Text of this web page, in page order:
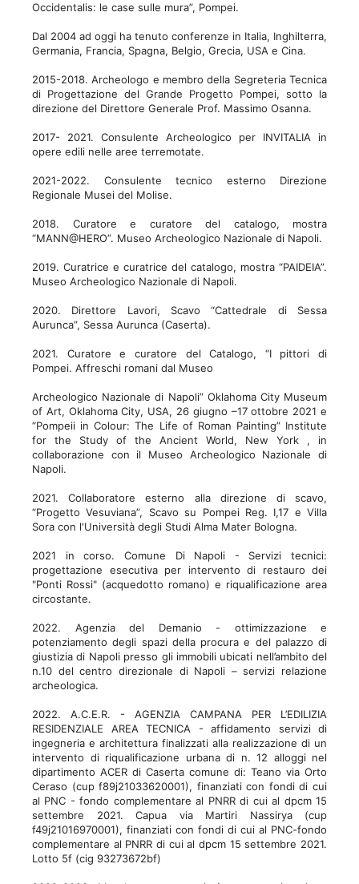
Occidentalis: le case sulle mura”, Pompei.
Dal 2004 ad oggi ha tenuto conferenze in Italia, Inghilterra,
Germania, Francia, Spagna, Belgio, Grecia, USA e Cina.
2015-2018. Archeologo e membro della Segreteria Tecnica
di Progettazione del Grande Progetto Pompei, sotto la
direzione del Direttore Generale Prof. Massimo Osanna.
2017- 2021. Consulente Archeologico per INVITALIA in
opere edili nelle aree terremotate.
2021-2022. Consulente tecnico esterno Direzione
Regionale Musei del Molise.
2018. Curatore e curatore del catalogo, mostra
“MANN@HERO”. Museo Archeologico Nazionale di Napoli.
2019. Curatrice e curatrice del catalogo, mostra “PAIDEIA”.
Museo Archeologico Nazionale di Napoli.
2020. Direttore Lavori, Scavo “Cattedrale di Sessa
Aurunca”, Sessa Aurunca (Caserta).
2021. Curatore e curatore del Catalogo, “I pittori di
Pompei. Affreschi romani dal Museo
Archeologico Nazionale di Napoli” Oklahoma City Museum
of Art, Oklahoma City, USA, 26 giugno –17 ottobre 2021 e
“Pompeii in Colour: The Life of Roman Painting” Institute
for the Study of the Ancient World, New York , in
collaborazione con il Museo Archeologico Nazionale di
Napoli.
2021. Collaboratore esterno alla direzione di scavo,
“Progetto Vesuviana”, Scavo su Pompei Reg. I,17 e Villa
Sora con l'Università degli Studi Alma Mater Bologna.
2021 in corso. Comune Di Napoli - Servizi tecnici:
progettazione esecutiva per intervento di restauro dei
"Ponti Rossi" (acquedotto romano) e riqualificazione area
circostante.
2022. Agenzia del Demanio - ottimizzazione e
potenziamento degli spazi della procura e del palazzo di
giustizia di Napoli presso gli immobili ubicati nell’ambito del
n.10 del centro direzionale di Napoli – servizi relazione
archeologica.
2022. A.C.E.R. - AGENZIA CAMPANA PER L’EDILIZIA
RESIDENZIALE AREA TECNICA - affidamento servizi di
ingegneria e architettura finalizzati alla realizzazione di un
intervento di riqualificazione urbana di n. 12 alloggi nel
dipartimento ACER di Caserta comune di: Teano via Orto
Ceraso (cup f89j21033620001), finanziati con fondi di cui
al PNC - fondo complementare al PNRR di cui al dpcm 15
settembre 2021. Capua via Martiri Nassirya (cup
f49j21016970001), finanziati con fondi di cui al PNC-fondo
complementare al PNRR di cui al dpcm 15 settembre 2021.
Lotto 5f (cig 93273672bf)